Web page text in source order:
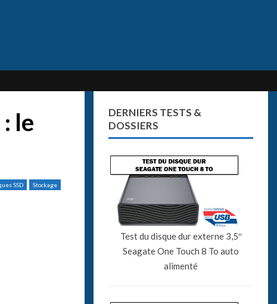
le
SSD Stockage
DERNIERS TESTS &
DOSSIERS
Test du disque dur externe 3,5″
Seagate One Touch 8 To auto
alimenté